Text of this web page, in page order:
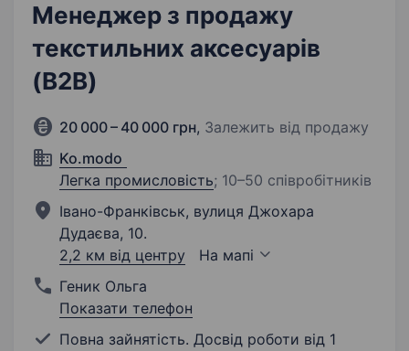
Менеджер з продажу
текстильних аксесуарів
(B2B)
20 000 – 40 000 грн, Залежить від продажу
Ko.modo
Легка промисловість; 10–50 співробітників
Івано-Франківськ, вулиця Джохара
Дудаєва, 10.
2,2 км від центру
На мапі
Геник Ольга
Показати телефон
Повна зайнятість. Досвід роботи від 1